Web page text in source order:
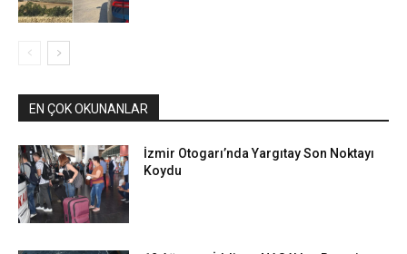
EN ÇOK OKUNANLAR
İzmir Otogarı’nda Yargıtay Son Noktayı
Koydu